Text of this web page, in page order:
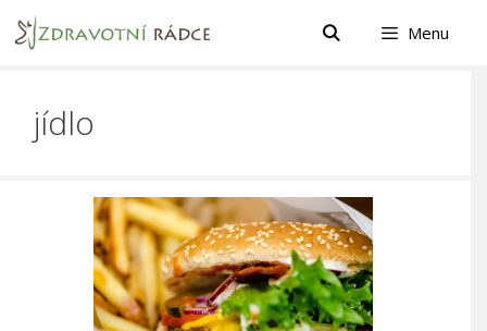
Přeskočit
na
Menu
jídlo